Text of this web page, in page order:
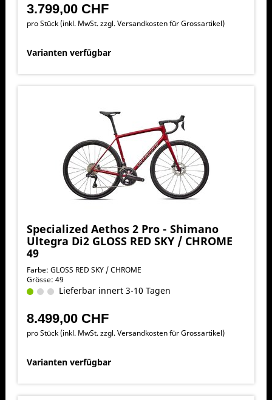
3.799,00 CHF
pro Stück (inkl. MwSt. zzgl.Versandkosten für Grossartikel)
Varianten verfügbar
Specialized Aethos 2 Pro - Shimano
Ultegra Di2 GLOSS RED SKY / CHROME
49
Farbe: GLOSS RED SKY / CHROME
Grösse: 49
Lieferbar innert 3-10 Tagen
8.499,00 CHF
pro Stück (inkl. MwSt. zzgl.Versandkosten für Grossartikel)
Varianten verfügbar